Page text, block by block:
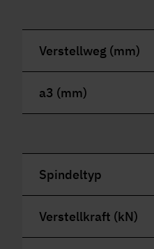
Verstellweg (mm)
a3 (mm)
Spindeltyp
Verstellkraft (kN)